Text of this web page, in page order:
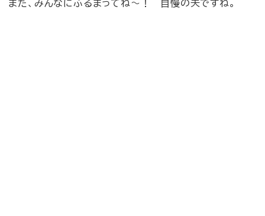
また、みんなにふるまってね〜！ 自慢の夫ですね。